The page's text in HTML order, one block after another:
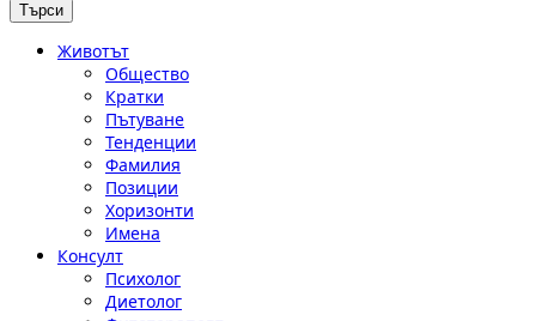
Животът
Общество
Кратки
Пътуване
Тенденции
Фамилия
Позиции
Хоризонти
Имена
Консулт
Психолог
Диетолог